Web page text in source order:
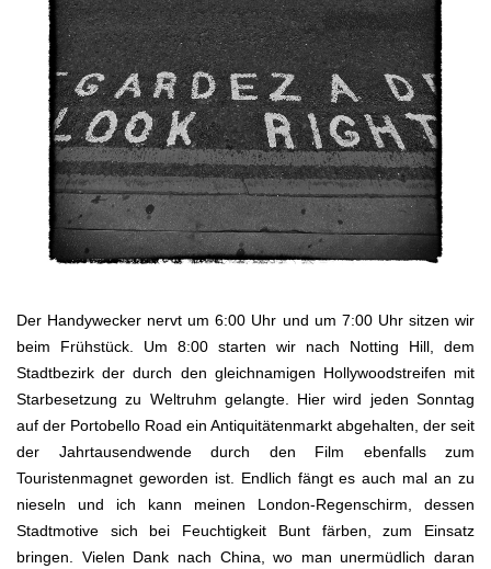
Der Handywecker nervt um 6:00 Uhr und um 7:00 Uhr sitzen wir
beim Frühstück. Um 8:00 starten wir nach Notting Hill, dem
Stadtbezirk der durch den gleichnamigen Hollywoodstreifen mit
Starbesetzung zu Weltruhm gelangte. Hier wird jeden Sonntag
auf der Portobello Road ein Antiquitätenmarkt abgehalten, der seit
der Jahrtausendwende durch den Film ebenfalls zum
Touristenmagnet geworden ist. Endlich fängt es auch mal an zu
nieseln und ich kann meinen London-Regenschirm, dessen
Stadtmotive sich bei Feuchtigkeit Bunt färben, zum Einsatz
bringen. Vielen Dank nach China, wo man unermüdlich daran